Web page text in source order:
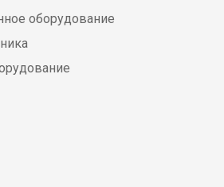
оборудование